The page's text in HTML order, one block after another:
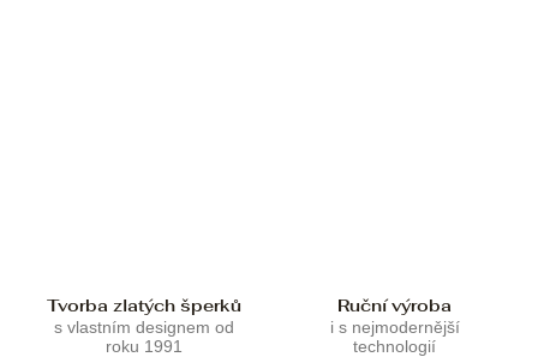
Tvorba zlatých šperků
s vlastním designem od
roku 1991
Ruční výroba
i s nejmodernější
technologií